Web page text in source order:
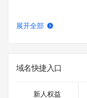
展开全部
域名快捷入口
新人权益